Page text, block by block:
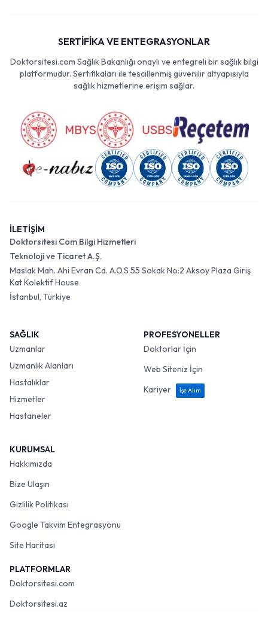
SERTİFİKA VE ENTEGRASYONLAR
Doktorsitesi.com Sağlık Bakanlığı onaylı ve entegreli bir sağlık bilgi
platformudur. Sertifikaları ile tescillenmiş güvenilir altyapısıyla
sağlık hizmetlerine erişim sağlar.
İLETİŞİM
Doktorsitesi Com Bilgi Hizmetleri
Teknoloji ve Ticaret A.Ş.
Maslak Mah. Ahi Evran Cd. A.O.S 55 Sokak No:2 Aksoy Plaza Giriş
Kat Kolektif House
İstanbul, Türkiye
SAĞLIK
Uzmanlar
Uzmanlık Alanları
Hastalıklar
Hizmetler
Hastaneler
PROFESYONELLER
Doktorlar İçin
Web Siteniz İçin
Kariyer
İşe Alım
KURUMSAL
Hakkımızda
Bize Ulaşın
Gizlilik Politikası
Google Takvim Entegrasyonu
Site Haritası
PLATFORMLAR
Doktorsitesi.com
Doktorsitesi.az